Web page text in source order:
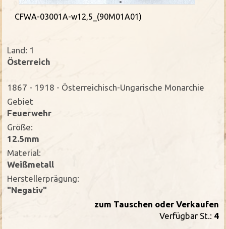
CFWA-03001A-w12,5_(90M01A01)
Land: 1
Österreich
1867 - 1918 - Österreichisch-Ungarische Monarchie
Gebiet
Feuerwehr
Größe:
12.5mm
Material:
Weißmetall
Herstellerprägung:
"Negativ"
zum Tauschen oder Verkaufen
Verfügbar St.: 4